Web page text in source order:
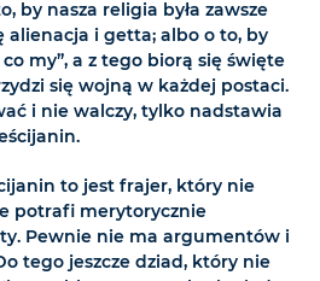
by nasza religia była zawsze
alienacja i getta; albo o to, by
my”, a z tego biorą się święte
się wojną w każdej postaci.
i nie walczy, tylko nadstawia
to jest frajer, który nie
potrafi merytorycznie
Pewnie nie ma argumentów i
tego jeszcze dziad, który nie